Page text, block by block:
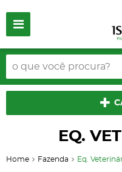
EQ.
Home Fazenda Eq.